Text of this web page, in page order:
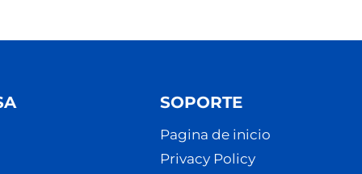
SOPORTE
Pagina de inicio
Privacy Policy